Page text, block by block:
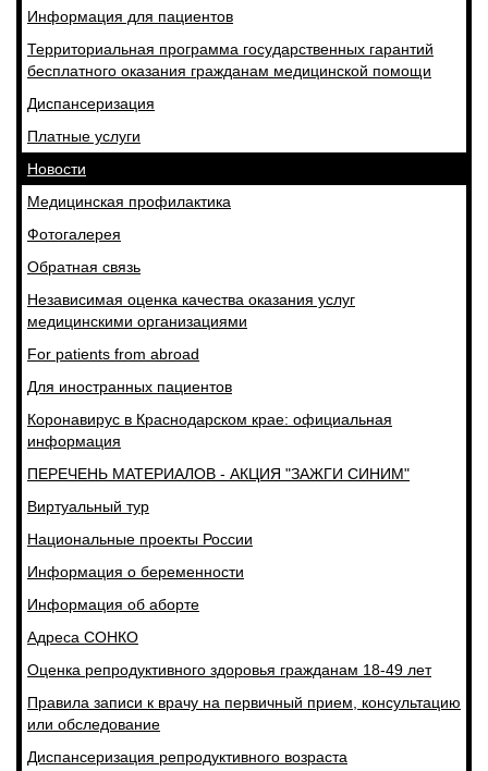
Информация для пациентов
Территориальная программа государственных гарантий
бесплатного оказания гражданам медицинской помощи
Диспансеризация
Платные услуги
Новости
Медицинская профилактика
Фотогалерея
Обратная связь
Независимая оценка качества оказания услуг
медицинскими организациями
For patients from abroad
Для иностранных пациентов
Коронавирус в Краснодарском крае: официальная
информация
ПЕРЕЧЕНЬ МАТЕРИАЛОВ - АКЦИЯ "ЗАЖГИ СИНИМ"
Виртуальный тур
Национальные проекты России
Информация о беременности
Информация об аборте
Адреса СОНКО
Оценка репродуктивного здоровья гражданам 18-49 лет
Правила записи к врачу на первичный прием, консультацию
или обследование
Диспансеризация репродуктивного возраста